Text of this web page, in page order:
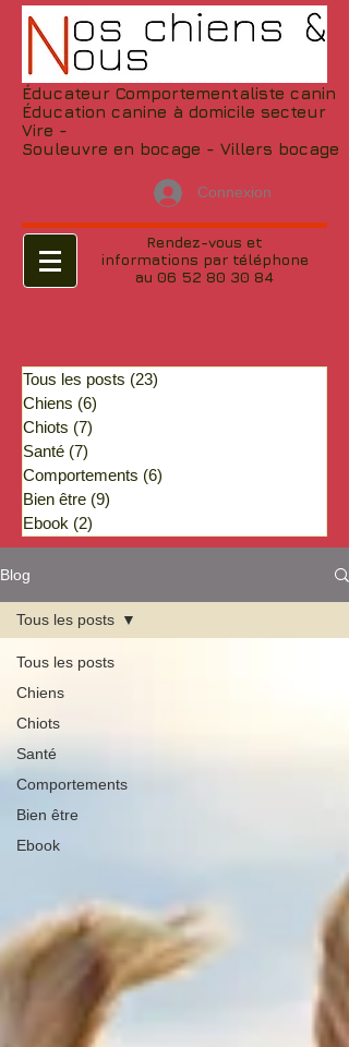
Éducateur Comportementaliste canin
Éducation canine à domicile secteur
Vire -
Souleuvre en bocage - Villers bocage
Connexion
Rendez-vous et
informations par téléphone
au 06 52 80 30 84
Tous les posts (23)
Chiens (6)
Chiots (7)
Santé (7)
Comportements (6)
Bien être (9)
Ebook (2)
Blog
Tous les posts
Chiens
Chiots
Santé
Comportements
Bien être
Ebook
Tous les posts